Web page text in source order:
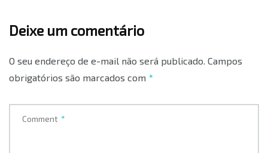
Deixe um comentário
O seu endereço de e-mail não será publicado. Campos
obrigatórios são marcados com *
Comment *